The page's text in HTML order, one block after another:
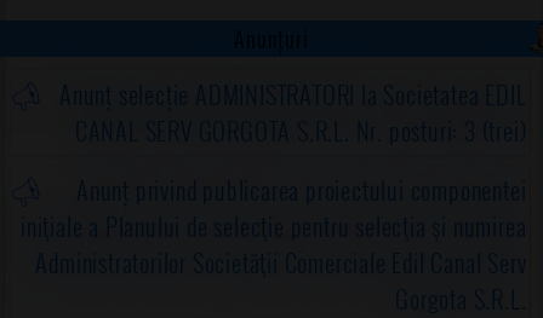
Anunțuri
Anunț selecție ADMINISTRATORI la Societatea EDIL
CANAL SERV GORGOTA S.R.L. Nr. posturi: 3 (trei)
Anunț privind publicarea proiectului componentei
iniţiale a Planului de selecţie pentru selecţia şi numirea
Administratorilor Societăţii Comerciale Edil Canal Serv
Gorgota S.R.L.